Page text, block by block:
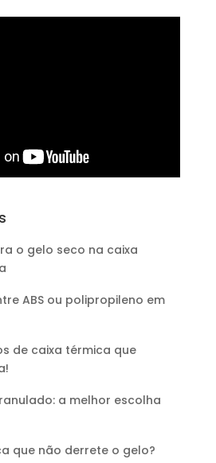
o gelo seco na caixa
ABS ou polipropileno em
de caixa térmica que
a melhor escolha
que não derrete o gelo?